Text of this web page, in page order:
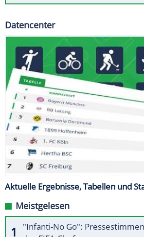
Datencenter
Aktuelle Ergebnisse, Tabellen und
Meistgelesen
"Infanti-No Go":